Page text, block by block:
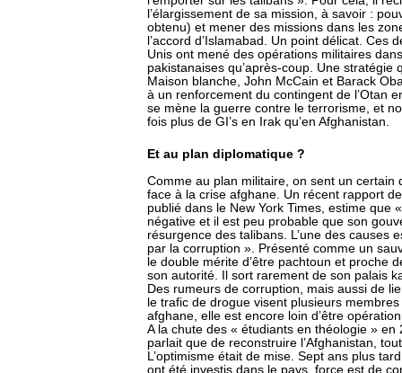
l’élargissement de sa mission, à savoir :
obtenu) et mener des missions dans les
l’accord d’Islamabad. Un point délicat.
Unis ont mené des opérations militaires
pakistanaises qu’après-coup. Une stratégie
Maison blanche, John McCain et Barack
à un renforcement du contingent de l’Otan
se mène la guerre contre le terrorisme, et
fois plus de GI’s en Irak qu’en Afghanistan.
Et au plan diplomatique ?
Comme au plan militaire, on sent un
face à la crise afghane. Un récent rapport
publié dans le New York Times, estime que
négative et il est peu probable que son
résurgence des talibans. L’une des causes
par la corruption ». Présenté comme un
le double mérite d’être pachtoun et proche
son autorité. Il sort rarement de son palais
Des rumeurs de corruption, mais aussi de
le trafic de drogue visent plusieurs
afghane, elle est encore loin d’être
A la chute des « étudiants en théologie »
parlait que de reconstruire l’Afghanistan,
L’optimisme était de mise. Sept ans plus
ont été investis dans le pays, force est de